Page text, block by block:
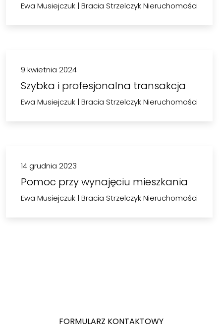
Ewa Musiejczuk | Bracia Strzelczyk Nieruchomości
9 kwietnia 2024
Szybka i profesjonalna transakcja
Ewa Musiejczuk | Bracia Strzelczyk Nieruchomości
14 grudnia 2023
Pomoc przy wynajęciu mieszkania
Ewa Musiejczuk | Bracia Strzelczyk Nieruchomości
FORMULARZ KONTAKTOWY